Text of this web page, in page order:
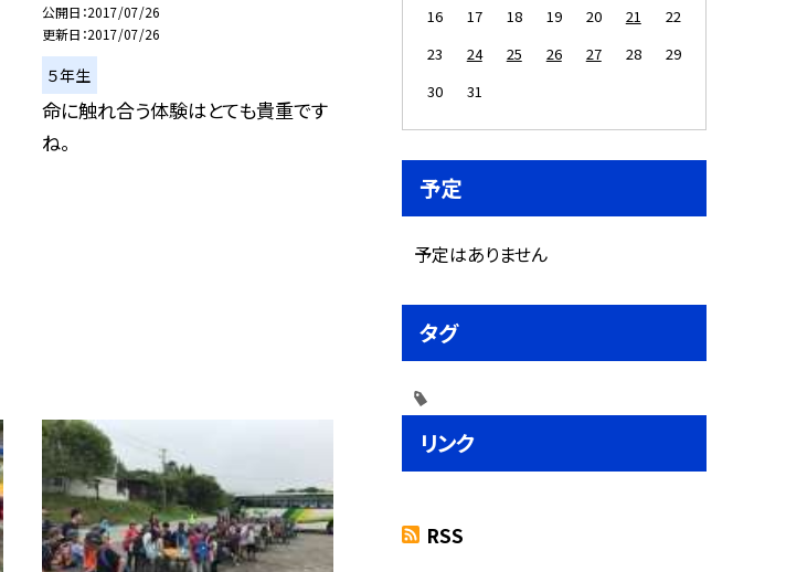
公開日 2017/07/26
更新日 2017/07/26
５年生
命に触れ合う体験はとても貴重です
ね。
16
17 18 19 20 21
22
23
24 25 26 27 28
29
30
31
予定
予定はありません
タグ
リンク
RSS